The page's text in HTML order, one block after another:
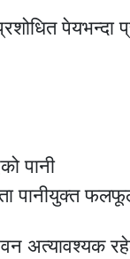
पेयभन्दा
पानी
पानीयुक्त
सेवन अत्यावश्यक